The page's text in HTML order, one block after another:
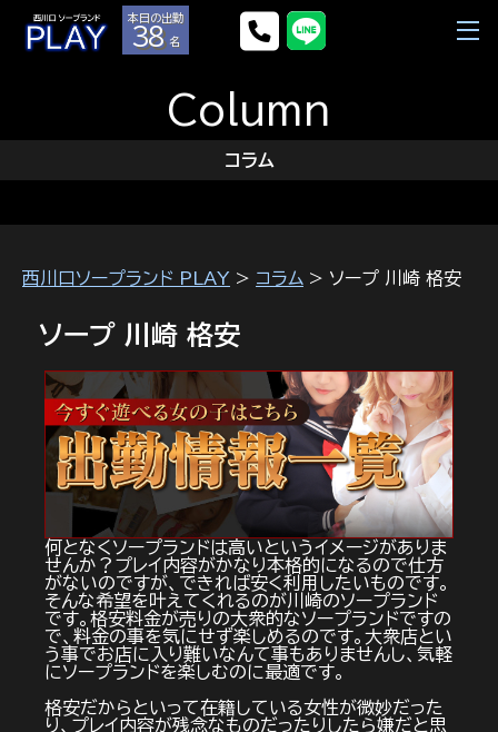
本日の出勤
38 名
Column
コラム
西川口ソープランド PLAY > コラム > ソープ 川崎 格安
ソープ 川崎 格安
何となくソープランドは高いというイメージがありま
せんか？プレイ内容がかなり本格的になるので仕方
がないのですが、できれば安く利用したいものです。
そんな希望を叶えてくれるのが川崎のソープランド
です。格安料金が売りの大衆的なソープランドですの
で、料金の事を気にせず楽しめるのです。大衆店とい
う事でお店に入り難いなんて事もありませんし、気軽
にソープランドを楽しむのに最適です。
格安だからといって在籍している女性が微妙だった
り、プレイ内容が残念なものだったりしたら嫌だと思